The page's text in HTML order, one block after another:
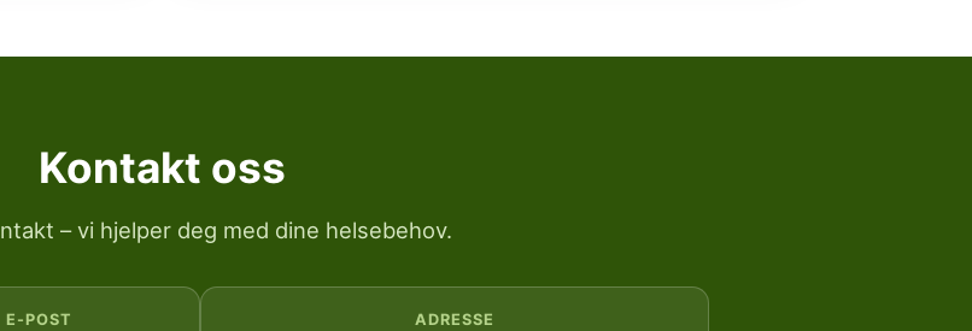
Kontakt oss
– vi hjelper deg med dine helsebehov.
E-POST ADRESSE